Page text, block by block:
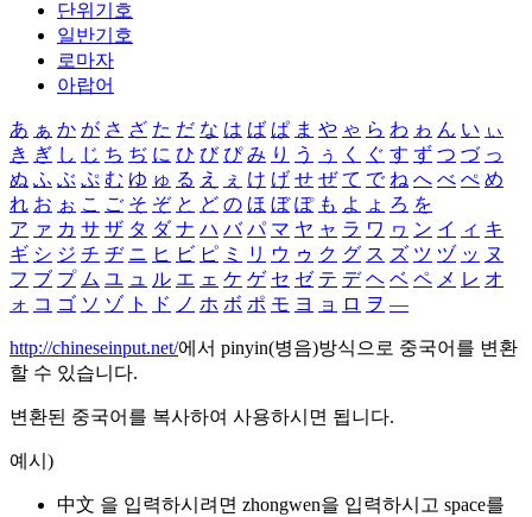
단위기호
일반기호
로마자
아랍어
あ ぁ か が さ ざ た だ な は ば ぱ ま や ゃ ら わ ゎ ん い ぃ
き ぎ し じ ち ぢ に ひ び ぴ み り う ぅ く ぐ す ず つ づ っ
ぬ ふ ぶ ぷ む ゆ ゅ る え ぇ け げ せ ぜ て で ね へ べ ぺ め
れ お ぉ こ ご そ ぞ と ど の ほ ぼ ぽ も よ ょ ろ を
ア ァ カ サ ザ タ ダ ナ ハ バ パ マ ヤ ャ ラ ワ ヮ ン イ ィ キ
ギ シ ジ チ ヂ ニ ヒ ビ ピ ミ リ ウ ゥ ク グ ス ズ ツ ヅ ッ ヌ
フ ブ プ ム ユ ュ ル エ ェ ケ ゲ セ ゼ テ デ ヘ ベ ペ メ レ オ
ォ コ ゴ ソ ゾ ト ド ノ ホ ボ ポ モ ヨ ョ ロ ヲ ―
http://chineseinput.net/에서 pinyin(병음)방식으로 중국어를 변환
할 수 있습니다.
변환된 중국어를 복사하여 사용하시면 됩니다.
예시)
中文 을 입력하시려면 zhongwen을 입력하시고 space를